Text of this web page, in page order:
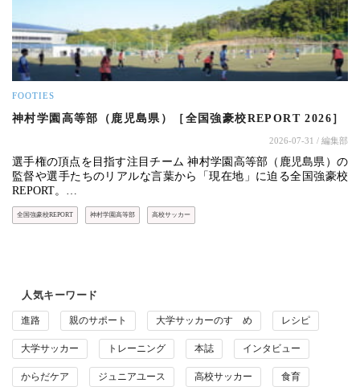
FOOTIES
神村学園高等部（鹿児島県）［全国強豪校REPORT 2026］
2026-07-31 / 編集部
選手権の頂点を目指す注目チーム 神村学園高等部（鹿児島県）の
監督や選手たちのリアルな言葉から「現在地」に迫る全国強豪校
REPORT。…
全国強豪校REPORT 神村学園高等部 高校サッカー
人気キーワード
進路 親のサポート 大学サッカーのすゝめ レシピ
大学サッカー トレーニング 本誌 インタビュー
からだケア ジュニアユース 高校サッカー 食育